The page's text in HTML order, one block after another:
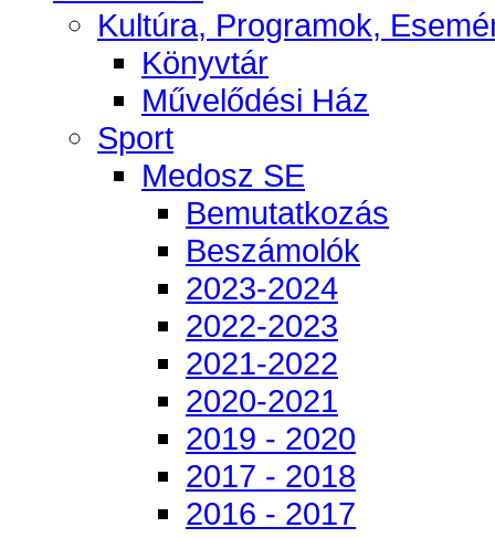
Kultúra, Programok,
Könyvtár
Művelődési Ház
Sport
Medosz SE
Bemutatkozás
Beszámolók
2023-2024
2022-2023
2021-2022
2020-2021
2019 - 2020
2017 - 2018
2016 - 2017